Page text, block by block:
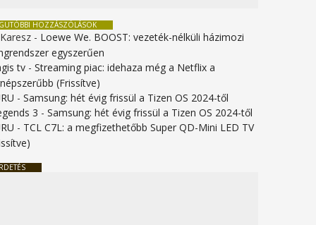
HOZZÁSZÓLÁSOK
- Loewe We. BOOST: vezeték-nélküli házimozi
egyszerűen
tv -Streaming piac: idehaza még a Netflix a
(Frissítve)
-Samsung: hét évig frissül a Tizen OS 2024-től
3 -Samsung: hét évig frissül a Tizen OS 2024-től
- TCL C7L: a megfizethetőbb Super QD-Mini LED TV